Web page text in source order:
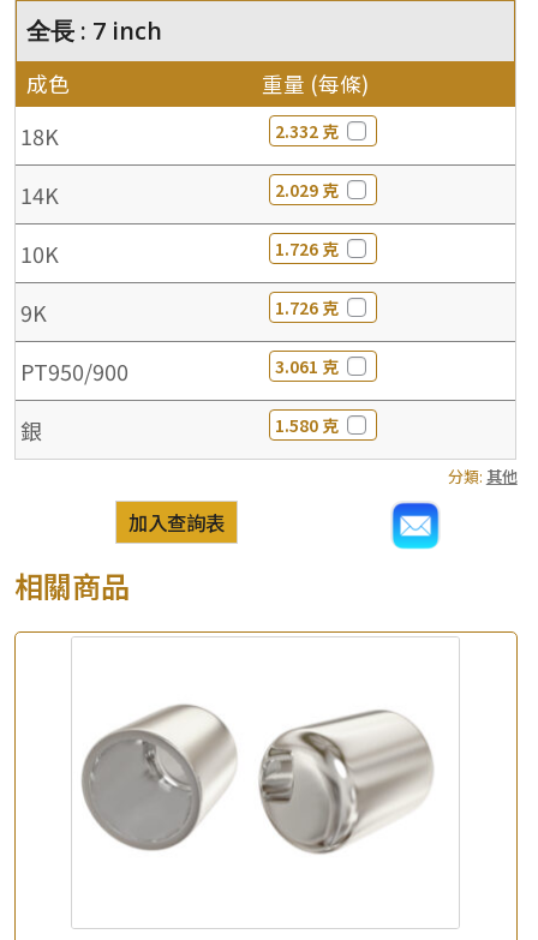
全長 : 7 inch
成色 重量 (每條)
18K 2.332 克
14K 2.029 克
10K 1.726 克
9K 1.726 克
PT950/900 3.061 克
銀 1.580 克
分類: 其他
加入查詢表
相關商品